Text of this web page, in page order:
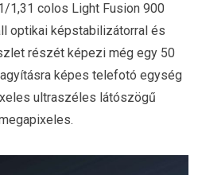
1,31 colos Light Fusion 900
optikai képstabilizátorral és
részét képezi még egy 50
képes telefotó egység
ultraszéles látószögű